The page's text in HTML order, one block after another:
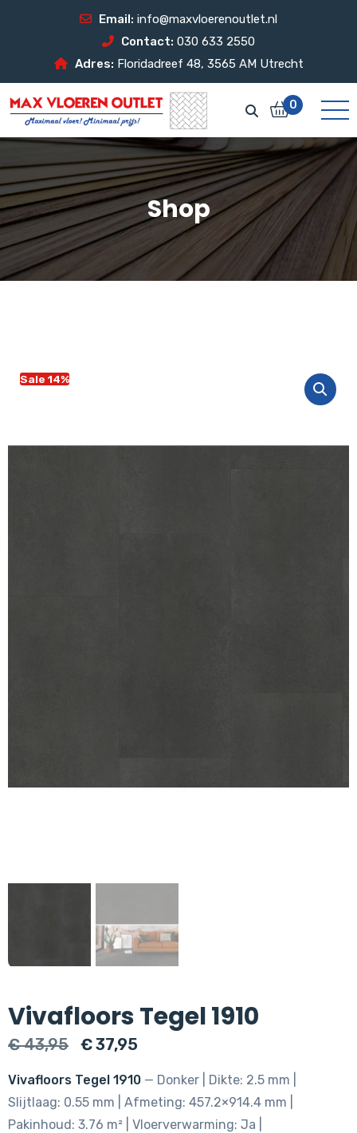
Email: info@maxvloerenoutlet.nl
Contact: 030 633 2550
Adres: Floridadreef 48, 3565 AM Utrecht
0
Shop
Sale 14%
Vivafloors Tegel 1910
€43,95
Oorspronkelijke
was:
€ 43,95.
€37,95
€ 37,95.
Vivafloors Tegel 1910 — Donker | Dikte: 2.5 mm |
Slijtlaag: 0.55 mm | Afmeting: 457.2×914.4 mm |
Pakinhoud: 3.76 m² | Vloerverwarming: Ja |